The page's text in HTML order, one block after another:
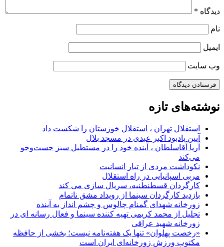
دیدگاه *
نام
ایمیل
وب‌ سایت
نوشته‌های تازه
استقلال تهران ، استقلال خوزستان را شکست داد
آیین یادبود اکبر عبدی در مسجد بلال
آریا آقاسلطان ، آینده خود را در مستطیل سبز جست‌وجو
می‌کند
نکوداشت مردی از تبار انسانیت
مربی اسپانیایی در راه استقلال
کارگردان قسطنطنیه، سریال سازی می کند
بازدید کارگردان سینما از رویداد مشق ناتمام
زورخانه شهدای گمنام چالوس و چشم انداز به آینده
تجلیل از محمد کریمی تهیه کننده سینما و فعال رسانه ای در
زورخانه شهید عراقی
«رخصت پهلوان» تنها یک هفته‌نامه نیست؛ بخشی از حافظه
مکتوب ورزش زورخانه‌ای ایران است